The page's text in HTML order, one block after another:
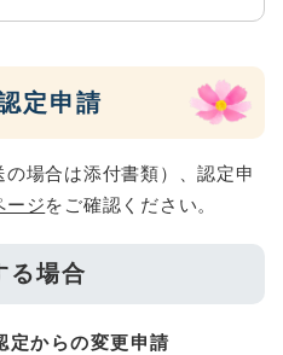
定申請
場合は添付書類）、認定申
ージをご確認ください。
る場合
定からの変更申請